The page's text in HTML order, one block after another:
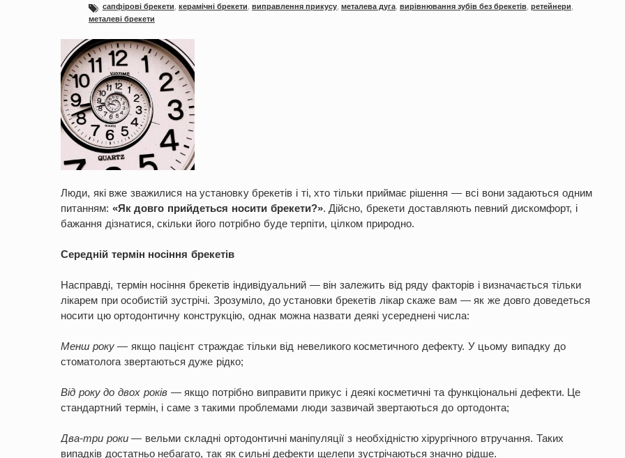
сапфірові брекети керамічні брекети виправлення прикусу металева дуга вирівнювання зубів без брекетів ретейнери
металеві брекети
Люди, які вже зважилися на установку брекетів і ті, хто тільки приймає рішення — всі вони задаються одним
питанням: «Як довго прийдеться носити брекети?». Дійсно, брекети доставляють певний дискомфорт, і
бажання дізнатися, скільки його потрібно буде терпіти, цілком природно.
Середній термін носіння брекетів
Насправді, термін носіння брекетів індивідуальний — він залежить від ряду факторів і визначається тільки
лікарем при особистій зустрічі. Зрозуміло, до установки брекетів лікар скаже вам — як же довго доведеться
носити цю ортодонтичну конструкцію, однак можна назвати деякі усереднені числа:
Менш року— якщо пацієнт страждає тільки від невеликого косметичного дефекту. У цьому випадку до
стоматолога звертаються дуже рідко;
Від року до двох років— якщо потрібно виправити прикус і деякі косметичні та функціональні дефекти. Це
стандартний термін, і саме з такими проблемами люди зазвичай звертаються до ортодонта;
Два-три роки— вельми складні ортодонтичні маніпуляції з необхідністю хірургічного втручання. Таких
випадків достатньо небагато, так як сильні дефекти щелепи зустрічаються значно рідше.